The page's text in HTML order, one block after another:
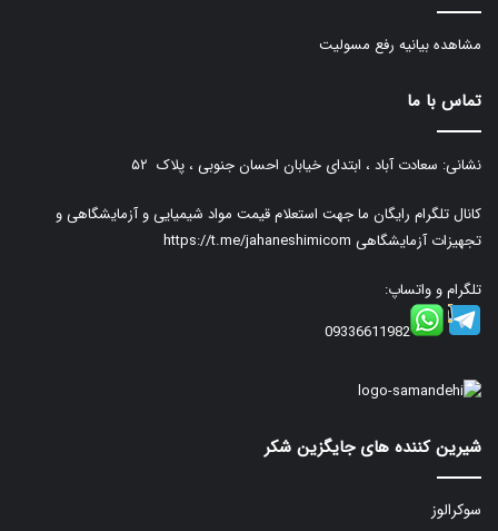
مشاهده بیانیه رفع مسولیت
تماس با ما
نشانی: سعادت آباد ، ابتدای خیابان احسان جنوبی ، پلاک ۵۲
کانال تلگرام رایگان ما جهت استعلام قیمت مواد شیمیایی و آزمایشگاهی و
تجهیزات آزمایشگاهی https://t.me/jahaneshimicom
تلگرام و واتساپ:
09336611982
شیرین کننده های جایگزین شکر
سوکرالوز